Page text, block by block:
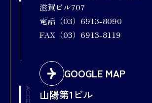
滋賀ビル707
電話（03）6913-8090
FAX（03）6913-8119
GOOGLE MAP
山陽第1ビル